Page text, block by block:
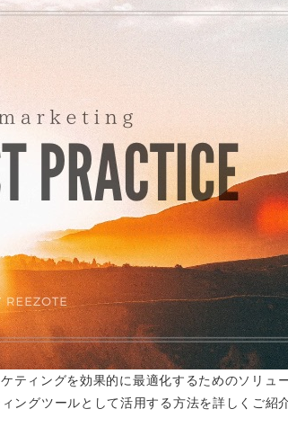
ィングを効果的に最適化するためのソリュ
ングツールとして活用する方法を詳しくご紹